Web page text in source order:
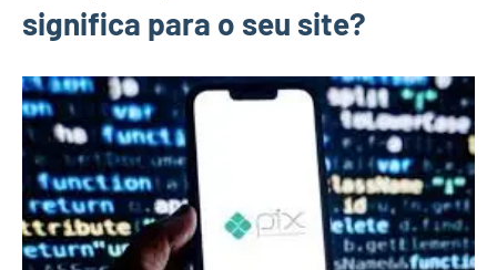
significa para o seu site?